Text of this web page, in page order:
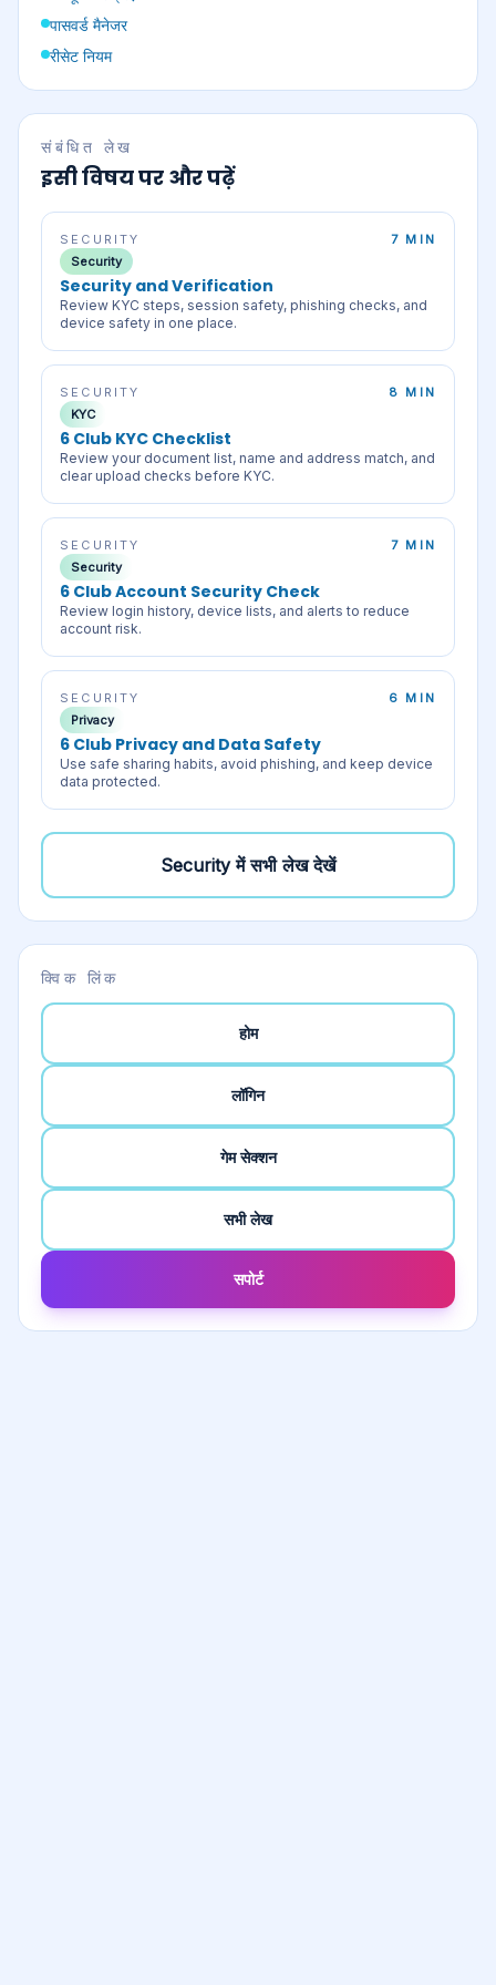
पासवर्ड मैनेजर
रीसेट नियम
संबंधित लेख
इसी विषय पर और पढ़ें
SECURITY
7 MIN
Security
Security and Verification
Review KYC steps, session safety, phishing checks, and
device safety in one place.
SECURITY
8 MIN
KYC
6 Club KYC Checklist
Review your document list, name and address match, and
clear upload checks before KYC.
SECURITY
7 MIN
Security
6 Club Account Security Check
Review login history, device lists, and alerts to reduce
account risk.
SECURITY
6 MIN
Privacy
6 Club Privacy and Data Safety
Use safe sharing habits, avoid phishing, and keep device
data protected.
Securityमें सभी लेख देखें
क्विक लिंक
होम
लॉगिन
गेम सेक्शन
सभी लेख
सपोर्ट